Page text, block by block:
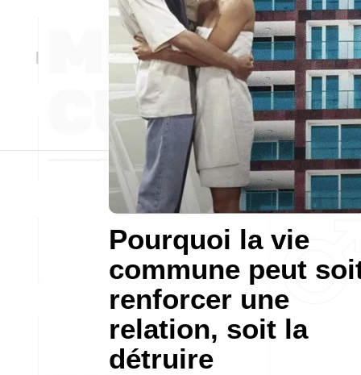
Pourquoi la vie
commune peut
renforcer une
relation, soit la
détruire